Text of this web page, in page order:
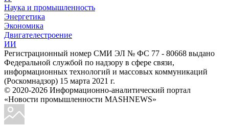
Наука и промышленность
Энергетика
Экономика
Двигателестроение
ИИ
Регистрационный номер СМИ ЭЛ № ФС 77 - 80668 выдано
Федеральной службой по надзору в сфере связи,
информационных технологий и массовых коммуникаций
(Роскомнадзор) 15 марта 2021 г.
© 2020-2026 Информационно-аналитический портал
«Новости промышленности MASHNEWS»